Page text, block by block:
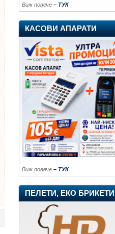
Виж повече – ТУК
КАСОВИ АПАРАТИ
Виж повече – ТУК
ПЕЛЕТИ, ЕКО БРИКЕТИ